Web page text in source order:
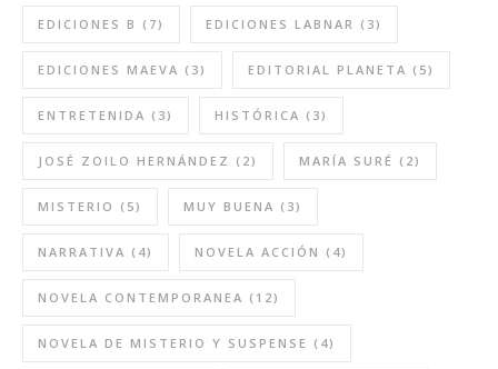
EDICIONES B (7) EDICIONES LABNAR (3)
EDICIONES MAEVA (3) EDITORIAL PLANETA (5)
ENTRETENIDA (3) HISTÓRICA (3)
JOSÉ ZOILO HERNÁNDEZ (2) MARÍA SURÉ (2)
MISTERIO (5) MUY BUENA (3)
NARRATIVA (4) NOVELA ACCIÓN (4)
NOVELA CONTEMPORANEA (12)
NOVELA DE MISTERIO Y SUSPENSE (4)